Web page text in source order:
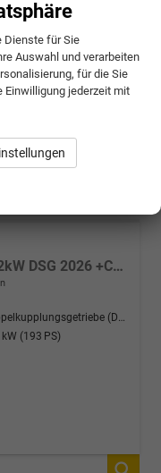
Doppelkupplungsgetriebe (DSG)
(204 PS)
Sportline 2.0 TDI 4x4 193PS/142kW DSG 2026 +CANTON+CONVENIENCE PLUS+PERFORMANCE+AKUSTIK
Doppelkupplungsgetriebe (DSG)
kW (193 PS)
Dienste für Sie
Auswahl und verarbeiten
für die Sie
Einwilligung jederzeit mit